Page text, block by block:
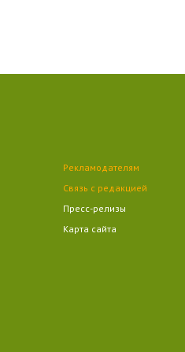
Рекламодателям
Связь с редакцией
Пресс-релизы
Карта сайта